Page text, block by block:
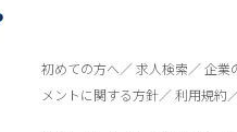
初めての方へ 求人検索 企業
メントに関する方針
利用規約